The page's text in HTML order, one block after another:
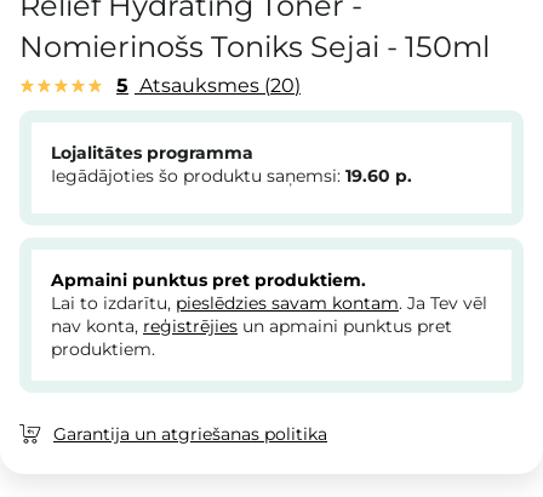
Nomierinošs Toniks Sejai - 150ml
5 Atsauksmes 20
Lojalitātes programma
Iegādājoties šo produktu saņemsi: 19.60 p.
Apmaini punktus pret produktiem.
Lai to izdarītu, pieslēdzies savam kontam. Ja Tev vēl
nav konta, reģistrējies un apmaini punktus pret
produktiem.
Garantija un atgriešanas politika